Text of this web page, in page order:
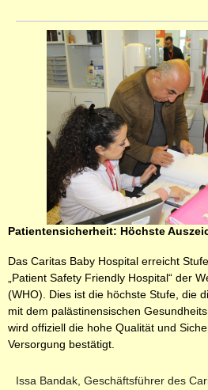
Patientensicherheit: Höchste
Das Caritas Baby Hospital erreicht
„Patient Safety Friendly Hospital“ der
(WHO). Dies ist die höchste Stufe, die
mit dem palästinensischen
wird offiziell die hohe Qualität und
Versorgung bestätigt.
Issa Bandak, Geschäftsführer des